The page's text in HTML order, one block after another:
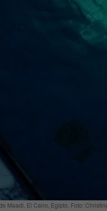
Maadi, El Cairo, Egipto. Foto: